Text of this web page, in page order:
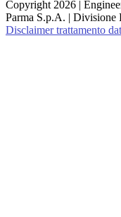
Copyright 2026 |
Parma S.p.A. |
Disclaimer trattamento